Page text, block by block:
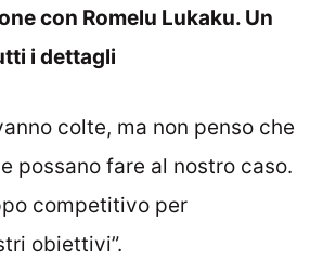
con Romelu Lukaku. Un
i dettagli
colte, ma non penso che
possano fare al nostro caso.
competitivo per
obiettivi”.